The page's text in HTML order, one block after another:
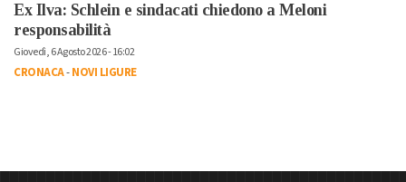
Ex Ilva: Schlein e sindacati chiedono a Meloni
responsabilità
Giovedì, 6 Agosto 2026 - 16:02
CRONACA-NOVI LIGURE